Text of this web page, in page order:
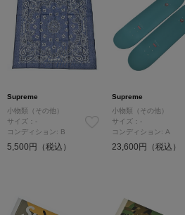
Supreme
小物類（その他）
サイズ：-
コンディション: B
5,500円（税込）
Supreme
小物類（その他）
サイズ：-
コンディション: A
23,600円（税込）